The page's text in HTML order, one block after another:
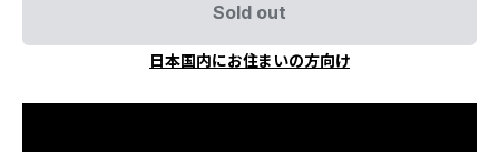
Sold out
日本国内にお住まいの方向け